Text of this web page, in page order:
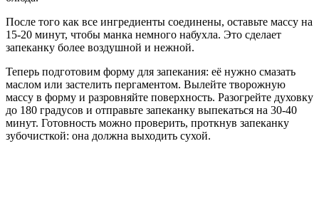
После того как все ингредиенты соединены, оставьте массу на
15-20 минут, чтобы манка немного набухла. Это сделает
запеканку более воздушной и нежной.
Теперь подготовим форму для запекания: её нужно смазать
маслом или застелить пергаментом. Вылейте творожную
массу в форму и разровняйте поверхность. Разогрейте духовку
до 180 градусов и отправьте запеканку выпекаться на 30-40
минут. Готовность можно проверить, проткнув запеканку
зубочисткой: она должна выходить сухой.